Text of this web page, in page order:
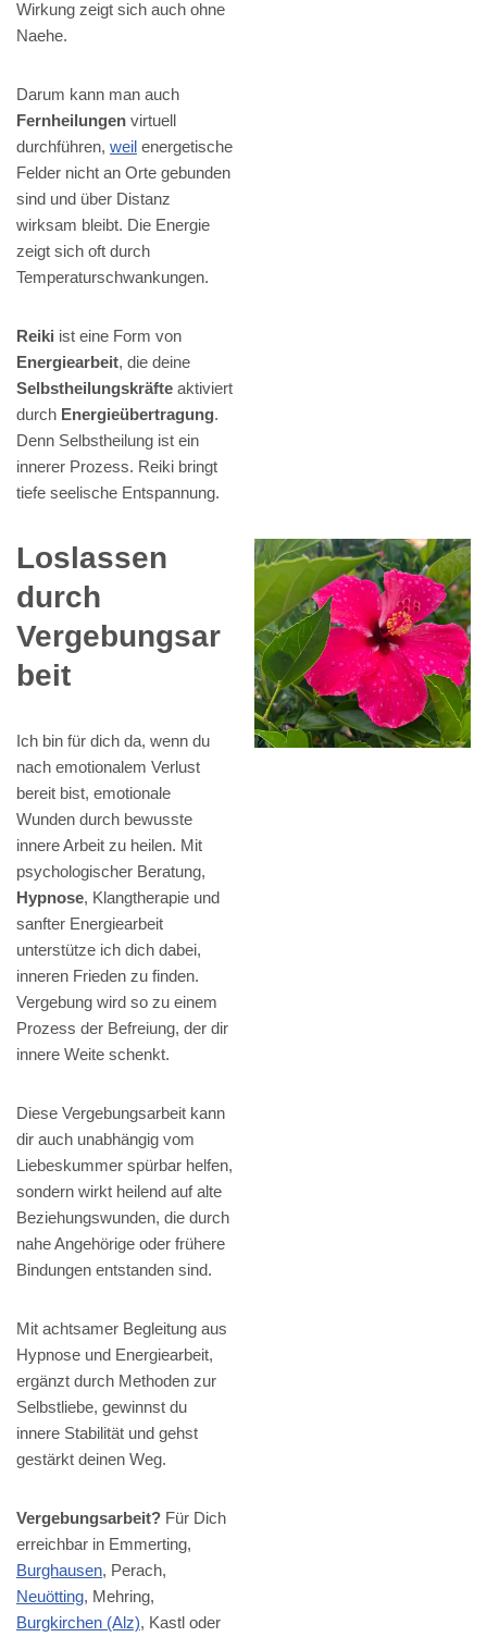
Wirkung zeigt sich auch ohne
Naehe.
Darum kann man auch
Fernheilungen virtuell
durchführen, weil energetische
Felder nicht an Orte gebunden
sind und über Distanz
wirksam bleibt. Die Energie
zeigt sich oft durch
Temperaturschwankungen.
Reiki ist eine Form von
Energiearbeit, die deine
Selbstheilungskräfte aktiviert
durch Energieübertragung.
Denn Selbstheilung ist ein
innerer Prozess. Reiki bringt
tiefe seelische Entspannung.
Loslassen
durch
Vergebungsar
beit
Ich bin für dich da, wenn du
nach emotionalem Verlust
bereit bist, emotionale
Wunden durch bewusste
innere Arbeit zu heilen. Mit
psychologischer Beratung,
Hypnose, Klangtherapie und
sanfter Energiearbeit
unterstütze ich dich dabei,
inneren Frieden zu finden.
Vergebung wird so zu einem
Prozess der Befreiung, der dir
innere Weite schenkt.
Diese Vergebungsarbeit kann
dir auch unabhängig vom
Liebeskummer spürbar helfen,
sondern wirkt heilend auf alte
Beziehungswunden, die durch
nahe Angehörige oder frühere
Bindungen entstanden sind.
Mit achtsamer Begleitung aus
Hypnose und Energiearbeit,
ergänzt durch Methoden zur
Selbstliebe, gewinnst du
innere Stabilität und gehst
gestärkt deinen Weg.
Vergebungsarbeit? Für Dich
erreichbar in Emmerting,
Burghausen, Perach,
Neuötting, Mehring,
Burgkirchen (Alz), Kastl oder